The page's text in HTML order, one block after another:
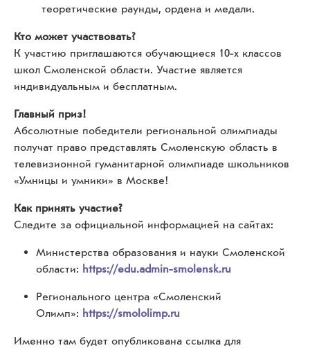
теоретические раунды, ордена и медали.
Кто может участвовать?
К участию приглашаются обучающиеся 10-х классов
школ Смоленской области. Участие является
индивидуальным и бесплатным.
Главный приз!
Абсолютные победители региональной олимпиады
получат право представлять Смоленскую область в
телевизионной гуманитарной олимпиаде школьников
«Умницы и умники» в Москве!
Как принять участие?
Следите за официальной информацией на сайтах:
Министерства образования и науки Смоленской
области: https://edu.admin-smolensk.ru
Регионального центра «Смоленский
Олимп»: https://smololimp.ru
Именно там будет опубликована ссылка для